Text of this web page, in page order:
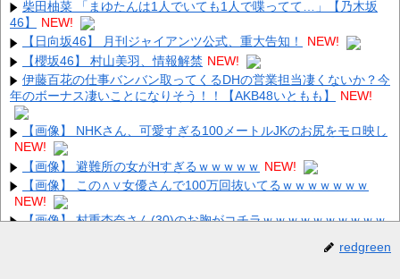
Powered by livedoor 相互RSS
柴田柚菜 「まゆたんは1人でいても1人で喋ってて…」【乃木坂
46】
NEW!
【日向坂46】 月刊ジャイアンツ公式、重大告知！
NEW!
【櫻坂46】 村山美羽、情報解禁 NEW!
伊藤百花の仕事バンバン取ってくるDHの営業担当凄くないか？今
年のボーナス凄いことになりそう！！【AKB48いともも】
NEW!
【画像】 NHKさん、可愛すぎる100メートルJKのお尻をモロ映し
NEW!
【画像】 避難所の女がHすぎるｗｗｗｗｗ NEW!
【画像】 この∧∨女優さんで100万回抜いてるｗｗｗｗｗｗｗ
NEW!
【画像】 村重杏奈さん(30)のお胸がコチラｗｗｗｗｗｗｗｗｗｗ
【速報】 NHKの性被害問題、性加害した番組出演者が衝撃告白！
redgreen